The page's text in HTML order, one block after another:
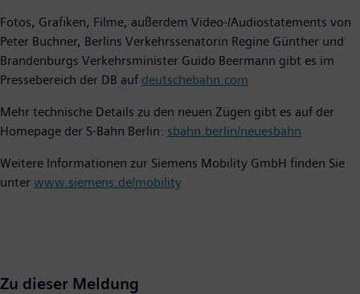
Fotos, Grafiken, Filme, außerdem Video-/Audiostatements von
Peter Buchner, Berlins Verkehrssenatorin Regine Günther und
Brandenburgs Verkehrsminister Guido Beermann gibt es im
Pressebereich der DB auf deutschebahn.com
Mehr technische Details zu den neuen Zügen gibt es auf der
Homepage der S-Bahn Berlin: sbahn.berlin/neuesbahn
Weitere Informationen zur Siemens Mobility GmbH finden Sie
unter www.siemens.de/mobility
Zu dieser Meldung